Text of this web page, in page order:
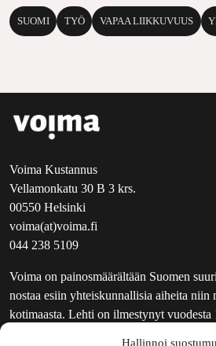
Hallinnoi
SUOMI TYÖ VAPAA LIIKKUVUUS
Voima Kustannus
Vellamonkatu 30 B 3 krs.
00550 Helsinki
voima(at)voima.fi
044 238 5109
Voima on painosmäärältään Suomen
nostaa esiin yhteiskunnallisia aiheita niin
kotimaasta. Lehti on ilmestynyt vuodesta